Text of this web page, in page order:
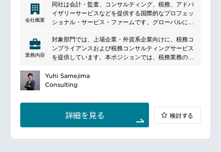
活動の推進
各種TF（採用・育成・オファリング開発等）の中心メ
■魅力ポイント
立ち上げ期のフェーズであるため、組織の硬直化がな
ご自身の知見を最大限に活かした自律的なマネジメン
トを提案可能です
“ファームの次のスタンダードを自らの手で創り上げ
上位ポジションが詰まっておらず、成果を出した方に
対しては早期のプロモーションや幹部ポジションへの
会社概要
同社は会計・監査、コンサルティング、税務、アドバ
イザリーサービスなどを提供する国際的なプロフェッ
ショナル・サービス・ファームです。グローバルに展
組織の成長、改善、コンプライアンスに関する支援を
行っています。世界4大会計事務所 (Big 4) の一角を占
めています。
業務内容
対象部門では、上場企業・外資系企業向けに、税務コ
ンプライアンスおよび税務コンサルティングサービス
を提供しています。本ポジションでは、税務業務の高
進する役割を担っていただきます。ミッション：税務
コンサルティング業務におけるテクノロジー活用をリ
ニーズを踏まえたシステム企画・導入を通じ、付加価
値の高いサービス提供基盤の構築を推進します。
具体的な業務：税務業務の標準化に向けたシステム開
Yuhi Samejima
Consulting
詳細を見る 検討する